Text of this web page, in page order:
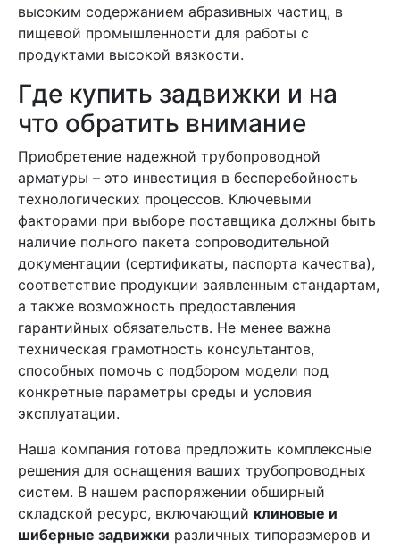
высоким содержанием абразивных частиц, в
пищевой промышленности для работы с
продуктами высокой вязкости.
Где купить задвижки и на
что обратить внимание
Приобретение надежной трубопроводной
арматуры – это инвестиция в бесперебойность
технологических процессов. Ключевыми
факторами при выборе поставщика должны быть
наличие полного пакета сопроводительной
документации (сертификаты, паспорта качества),
соответствие продукции заявленным стандартам,
а также возможность предоставления
гарантийных обязательств. Не менее важна
техническая грамотность консультантов,
способных помочь с подбором модели под
конкретные параметры среды и условия
эксплуатации.
Наша компания готова предложить комплексные
решения для оснащения ваших трубопроводных
систем. В нашем распоряжении обширный
складской ресурс, включающий клиновые и
шиберные задвижки различных типоразмеров и